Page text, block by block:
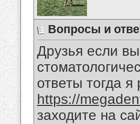
Вопросы и
Друзья если
ответы тогда
https://
заходите на